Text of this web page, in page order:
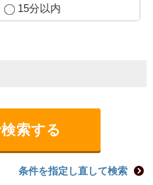
15分以内
条件を指定し直して検索